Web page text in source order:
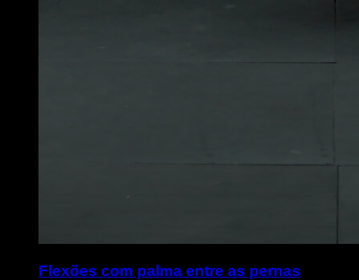
Flexões com palma entre as pernas